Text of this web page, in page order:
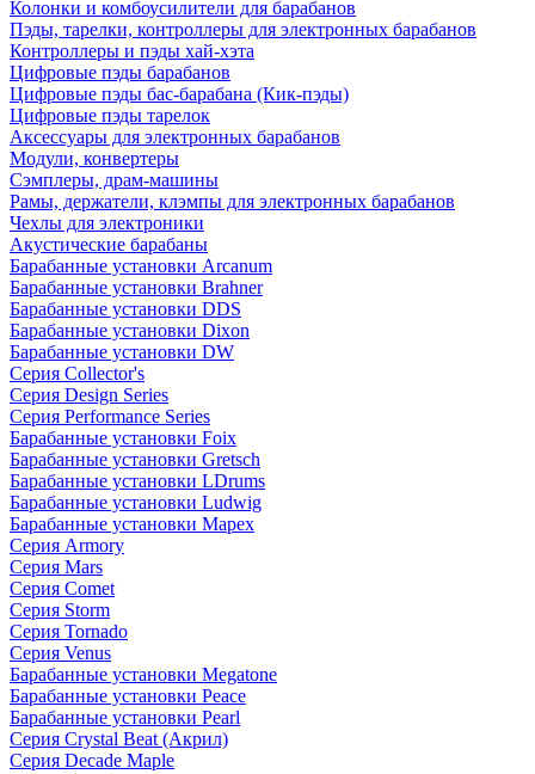
Колонки и комбоусилители для барабанов
Пэды, тарелки, контроллеры для электронных барабанов
Контроллеры и пэды хай-хэта
Цифровые пэды барабанов
Цифровые пэды бас-барабана (Кик-пэды)
Цифровые пэды тарелок
Аксессуары для электронных барабанов
Модули, конвертеры
Сэмплеры, драм-машины
Рамы, держатели, клэмпы для электронных барабанов
Чехлы для электроники
Акустические барабаны
Барабанные установки Arcanum
Барабанные установки Brahner
Барабанные установки DDS
Барабанные установки Dixon
Барабанные установки DW
Серия Collector's
Серия Design Series
Серия Performance Series
Барабанные установки Foix
Барабанные установки Gretsch
Барабанные установки LDrums
Барабанные установки Ludwig
Барабанные установки Mapex
Серия Armory
Серия Mars
Серия Comet
Серия Storm
Серия Tornado
Серия Venus
Барабанные установки Megatone
Барабанные установки Peace
Барабанные установки Pearl
Серия Crystal Beat (Акрил)
Серия Decade Maple